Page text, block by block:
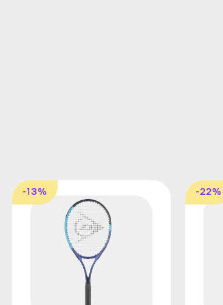
-13% -22%